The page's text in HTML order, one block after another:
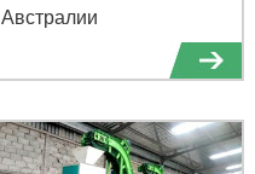
Австралии